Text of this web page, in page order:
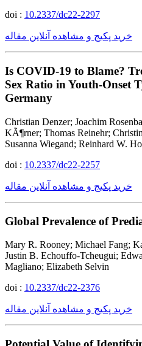
doi : 10.2337/dc22-2297
خرید پکیج و مشاهده آنلاین مقاله
Is COVID-19 to Blame?
Sex Ratio in Youth-Onset
Germany
Christian Denzer; Joachim
KÃ¶rner; Thomas Reinehr;
Susanna Wiegand; Reinhard W.
doi : 10.2337/dc22-2257
خرید پکیج و مشاهده آنلاین مقاله
Global Prevalence of
Mary R. Rooney; Michael Fang;
Justin B. Echouffo-Tcheugui;
Magliano; Elizabeth Selvin
doi : 10.2337/dc22-2376
خرید پکیج و مشاهده آنلاین مقاله